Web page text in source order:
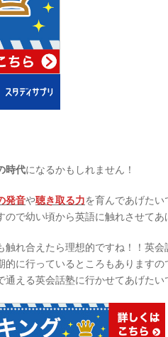
時代になるかもしれません！
発音や聴き取る力を育んであげた
で幼い頃から英語に触れさせてあ
れ合えたら理想的ですね！！英
に行っているところもありますの
える英会話塾に行かせてあげたい